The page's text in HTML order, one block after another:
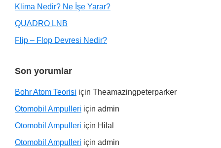
Klima Nedir? Ne İşe Yarar?
QUADRO LNB
Flip – Flop Devresi Nedir?
Son yorumlar
Bohr Atom Teorisi için Theamazingpeterparker
Otomobil Ampulleri için admin
Otomobil Ampulleri için Hilal
Otomobil Ampulleri için admin